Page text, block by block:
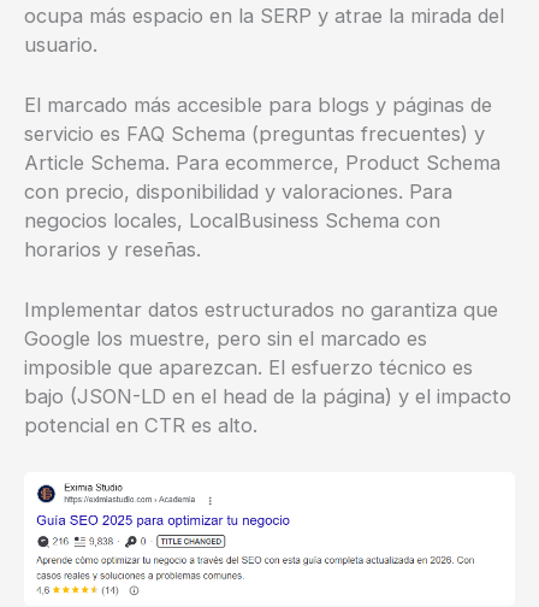
ocupa más espacio en la SERP y atrae la mirada del
usuario.
El marcado más accesible para blogs y páginas de
servicio es FAQ Schema (preguntas frecuentes) y
Article Schema. Para ecommerce, Product Schema
con precio, disponibilidad y valoraciones. Para
negocios locales, LocalBusiness Schema con
horarios y reseñas.
Implementar datos estructurados no garantiza que
Google los muestre, pero sin el marcado es
imposible que aparezcan. El esfuerzo técnico es
bajo (JSON-LD en el head de la página) y el impacto
potencial en CTR es alto.